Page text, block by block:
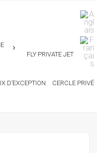
FLY PRIVATE JET
D’EXCEPTION CERCLE PRIVÉ